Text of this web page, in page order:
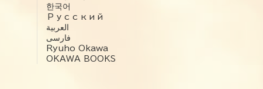
한국어
Русский
العربية‏
فارسی
Ryuho Okawa
OKAWA BOOKS